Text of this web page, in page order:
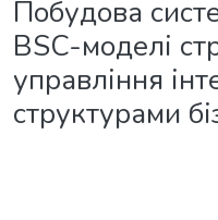
Побудова
BSC-моделі
управління
структурами